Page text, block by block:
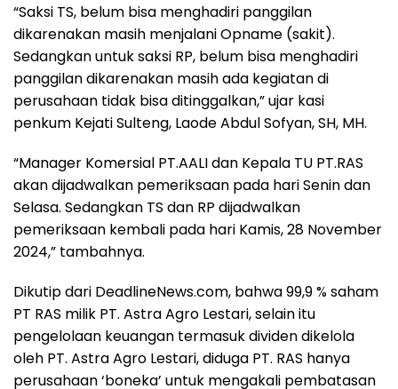
“Saksi TS, belum bisa menghadiri panggilan
dikarenakan masih menjalani Opname (sakit).
Sedangkan untuk saksi RP, belum bisa menghadiri
panggilan dikarenakan masih ada kegiatan di
perusahaan tidak bisa ditinggalkan,” ujar kasi
penkum Kejati Sulteng, Laode Abdul Sofyan, SH, MH.
“Manager Komersial PT.AALI dan Kepala TU PT.RAS
akan dijadwalkan pemeriksaan pada hari Senin dan
Selasa. Sedangkan TS dan RP dijadwalkan
pemeriksaan kembali pada hari Kamis, 28 November
2024,” tambahnya.
Dikutip dari DeadlineNews.com, bahwa 99,9 % saham
PT RAS milik PT. Astra Agro Lestari, selain itu
pengelolaan keuangan termasuk dividen dikelola
oleh PT. Astra Agro Lestari, diduga PT. RAS hanya
perusahaan ‘boneka’ untuk mengakali pembatasan